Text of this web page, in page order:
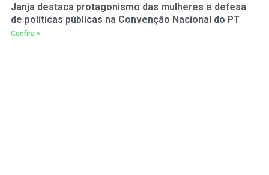
Janja destaca protagonismo das mulheres e defesa
de políticas públicas na Convenção Nacional do PT
Confira »